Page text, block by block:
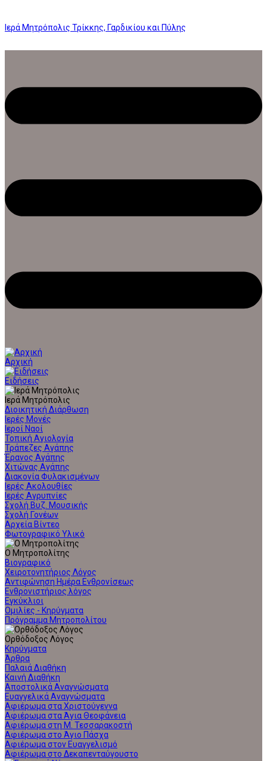
Ιερά Μητρόπολις Τρίκκης, Γαρδικίου και Πύλης
Αρχική
Ειδήσεις
Ιερά Μητρόπολις
Διοικητική Διάρθωση
Ιερές Μονές
Ιεροί Ναοί
Τοπική Αγιολογία
Τράπεζες Αγάπης
Έρανος Αγάπης
Χιτώνας Αγάπης
Διακονία Φυλακισμένων
Ιερές Ακολουθίες
Ιερές Αγρυπνίες
Σχολή Βυζ. Μουσικής
Σχολή Γονέων
Αρχεία Βίντεο
Φωτογραφικό Υλικό
Ο Μητροπολίτης
Βιογραφικό
Χειροτονητήριος Λόγος
Αντιφώνηση Ημέρα Ενθρονίσεως
Ενθρονιστήριος λόγος
Εγκύκλιοι
Ομιλίες - Κηρύγματα
Πρόγραμμα Μητροπολίτου
Ορθόδοξος Λόγος
Κηρύγματα
Άρθρα
Παλαιά Διαθήκη
Καινή Διαθήκη
Αποστολικά Αναγνώσματα
Ευαγγελικά Αναγνώσματα
Αφιέρωμα στα Χριστούγεννα
Αφιέρωμα στα Άγια Θεοφάνεια
Αφιέρωμα στη Μ. Τεσσαρακοστή
Αφιέρωμα στο Άγιο Πάσχα
Αφιέρωμα στον Ευαγγελισμό
Αφιέρωμα στο Δεκαπενταύγουστο